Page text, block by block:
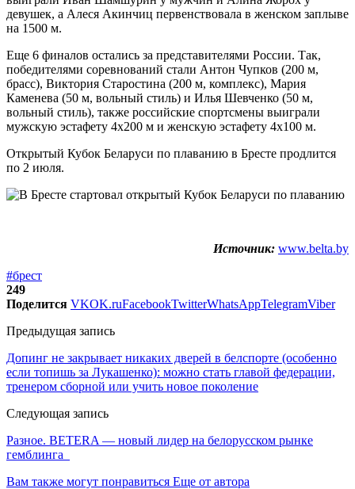
девушек, а Алеся Акинчиц первенствовала в женском заплыве
на 1500 м.
Еще 6 финалов остались за представителями России. Так,
победителями соревнований стали Антон Чупков (200 м,
брасс), Виктория Старостина (200 м, комплекс), Мария
Каменева (50 м, вольный стиль) и Илья Шевченко (50 м,
вольный стиль), также российские спортсмены выиграли
мужскую эстафету 4х200 м и женскую эстафету 4х100 м.
Открытый Кубок Беларуси по плаванию в Бресте продлится
по 2 июля.
Источник: www.belta.by
#брест
249
Поделится VKOK.ruFacebookTwitterWhatsAppTelegramViber
Предыдущая запись
Допинг не закрывает никаких дверей в белспорте (особенно
если топишь за Лукашенко): можно стать главой федерации,
тренером сборной или учить новое поколение
Следующая запись
Разное. BETERA — новый лидер на белорусском рынке
гемблинга
Вам также могут понравиться Еще от автора